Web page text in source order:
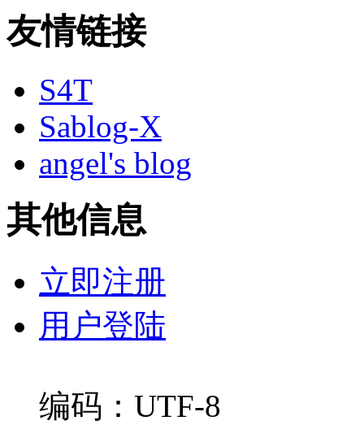
友情链接
S4T
Sablog-X
angel's blog
其他信息
立即注册
用户登陆
编码：UTF-8